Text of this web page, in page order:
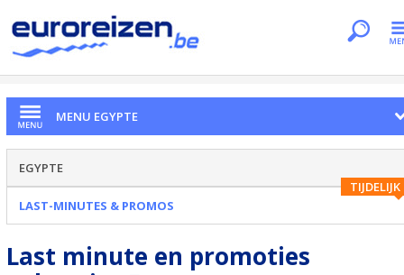
MENU EGYPTE
EGYPTE
TIJDELIJK
LAST-MINUTES & PROMOS
Last minute en promoties